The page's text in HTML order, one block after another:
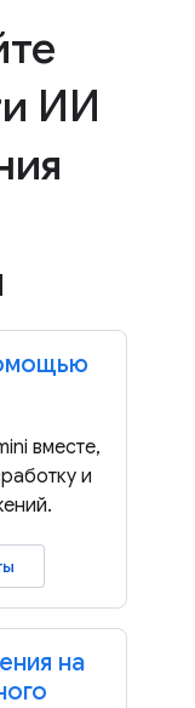
ИИ
вместе,
и
на